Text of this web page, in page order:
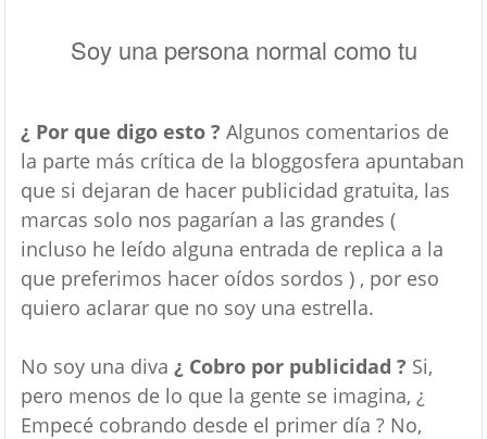
Soy una persona normal como tu
¿ Por que digo esto ? Algunos comentarios de
la parte más crítica de la bloggosfera apuntaban
que si dejaran de hacer publicidad gratuita, las
marcas solo nos pagarían a las grandes (
incluso he leído alguna entrada de replica a la
que preferimos hacer oídos sordos ) , por eso
quiero aclarar que no soy una estrella.
No soy una diva ¿ Cobro por publicidad ? Si,
pero menos de lo que la gente se imagina, ¿
Empecé cobrando desde el primer día ? No,